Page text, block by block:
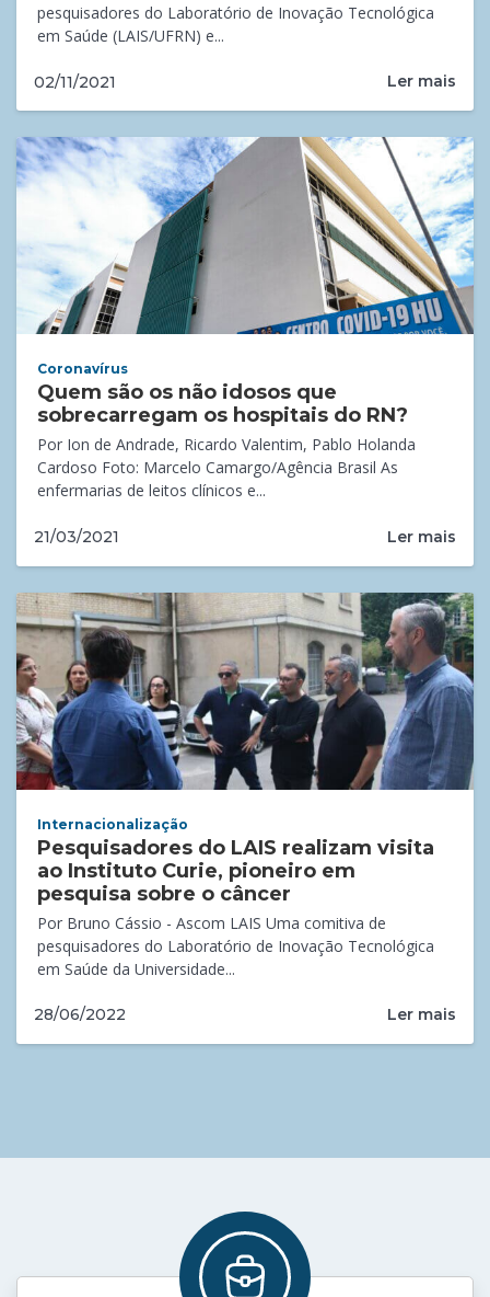
pesquisadores do Laboratório de Inovação Tecnológica
em Saúde (LAIS/UFRN) e...
02/11/2021 Ler mais
Coronavírus
Quem são os não idosos que
sobrecarregam os hospitais do RN?
Por Ion de Andrade, Ricardo Valentim, Pablo Holanda
Cardoso Foto: Marcelo Camargo/Agência Brasil As
enfermarias de leitos clínicos e...
21/03/2021 Ler mais
Internacionalização
Pesquisadores do LAIS realizam visita
ao Instituto Curie, pioneiro em
pesquisa sobre o câncer
Por Bruno Cássio - Ascom LAIS Uma comitiva de
pesquisadores do Laboratório de Inovação Tecnológica
em Saúde da Universidade...
28/06/2022 Ler mais